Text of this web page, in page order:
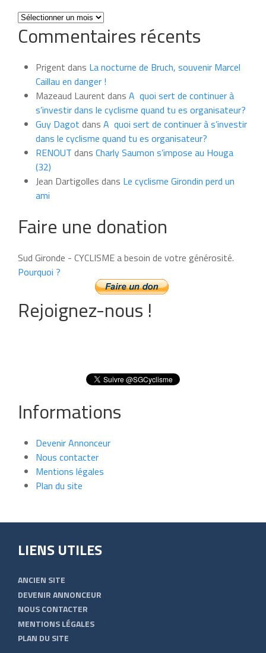
Toutes
les
news
mois
Commentaires récents
Prigent dans La nocturne de Bruch, souvenir Marcel
Caillau en danger !
Mazeaud Laurent dans A quoi sert de continuer à
s’investir dans le cyclisme quand tu es organisateur?
Guy Dagot dans A quoi sert de continuer à s’investir
dans le cyclisme quand tu es organisateur?
RENOUT dans Charly Saumon s’impose au Houga
(32)
Jean Dartigolles dans Le cyclisme Girondin perd un
ami
Faire une donation
Sud Gironde - CYCLISME a besoin de votre générosité.
Pourquoi ?
Rejoignez-nous !
Informations
Devenir Annonceur
Nous contacter
Mentions légales
Plan du site
LIENS UTILES
ANCIEN SITE
DEVENIR ANNONCEUR
NOUS CONTACTER
MENTIONS LÉGALES
PLAN DU SITE